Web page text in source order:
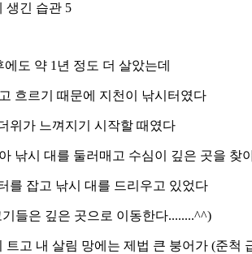
생긴 습관 5
도 약 1년 정도 더 살았는데
흐르기 때문에 지천이 낚시터였다
위가 느껴지기 시작할 때였다
낚시 대를 둘러매고 수심이 깊은 곳을 찾
를 잡고 낚시 대를 드리우고 있었다
들은 깊은 곳으로 이동한다........^^)
고 내 살림 망에는 제법 큰 붕어가 (준척